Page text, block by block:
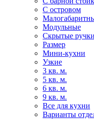
С островом
Модульные
Скрытые ручки
Размер
Мини-кухни
Узкие
3 кв. м.
5 кв. м.
6 кв. м.
9 кв. м.
Все для кухни
Варианты